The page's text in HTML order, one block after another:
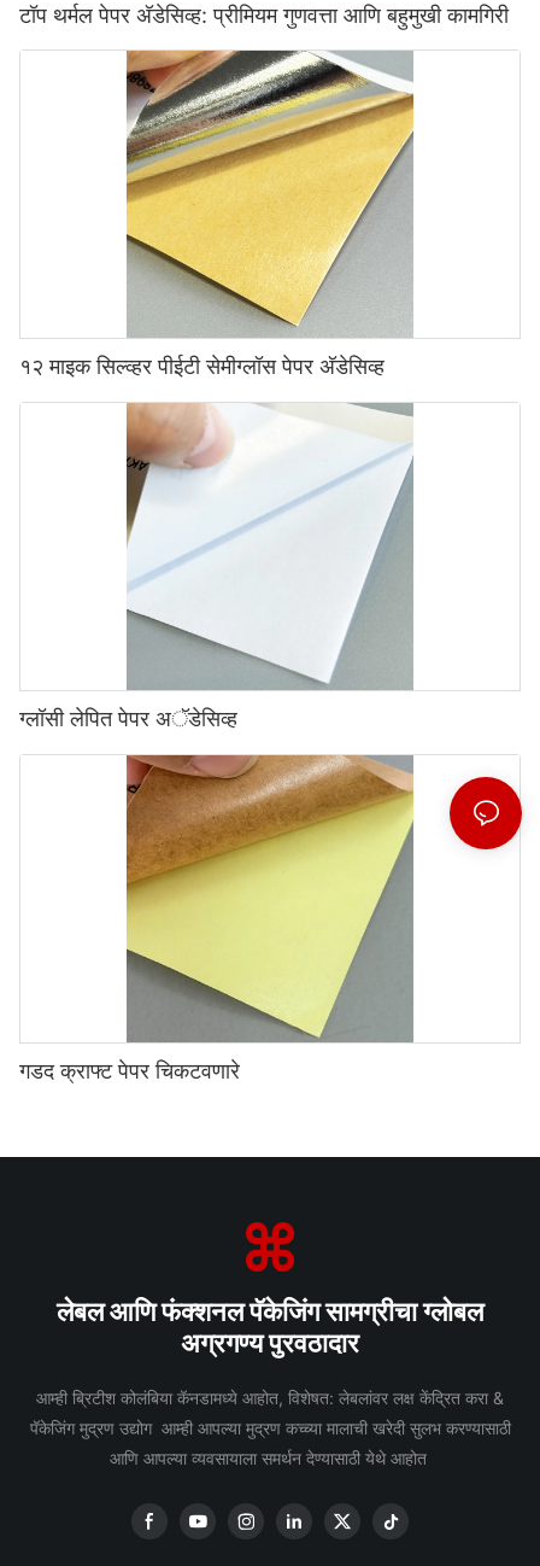
टॉप थर्मल पेपर अ‍ॅडेसिव्ह: प्रीमियम गुणवत्ता आणि बहुमुखी कामगिरी
१२ माइक सिल्व्हर पीईटी सेमीग्लॉस पेपर अ‍ॅडेसिव्ह
ग्लॉसी लेपित पेपर अॅडेसिव्ह
गडद क्राफ्ट पेपर चिकटवणारे
लेबल आणि फंक्शनल पॅकेजिंग सामग्रीचा ग्लोबल
अग्रगण्य पुरवठादार
आम्ही ब्रिटीश कोलंबिया कॅनडामध्ये आहोत, विशेषत: लेबलांवर लक्ष केंद्रित करा &
पॅकेजिंग मुद्रण उद्योग आम्ही आपल्या मुद्रण कच्च्या मालाची खरेदी सुलभ करण्यासाठी
आणि आपल्या व्यवसायाला समर्थन देण्यासाठी येथे आहोत